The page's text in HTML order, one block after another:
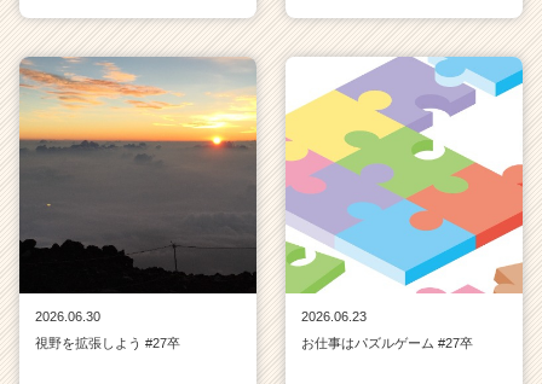
2026.06.30
視野を拡張しよう #27卒
2026.06.23
お仕事はパズルゲーム #27卒